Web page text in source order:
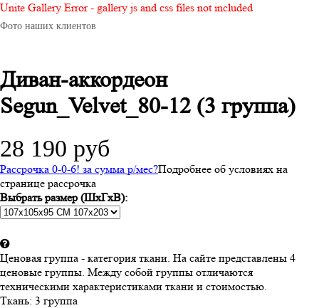
Unite Gallery Error - gallery js and css files not included
Фото наших клиентов
Диван-аккордеон
Segun_Velvet_80-12 (3 группа)
28 190 руб
Рассрочка 0-0-6! за сумма р/мес?Подробнее об условиях на
странице рассрочка
Выбрать размер (ШхГхВ):
Ценовая группа - категория ткани. На сайте представлены 4
ценовые группы. Между собой группы отличаются
техническими характеристиками ткани и стоимостью.
Ткань: 3 группа